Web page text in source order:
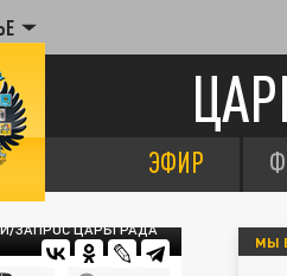
ЭФИР
ЗАПРОС ЦАРЬГРАДА
МЫ